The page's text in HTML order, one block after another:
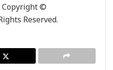
©
Reserved.